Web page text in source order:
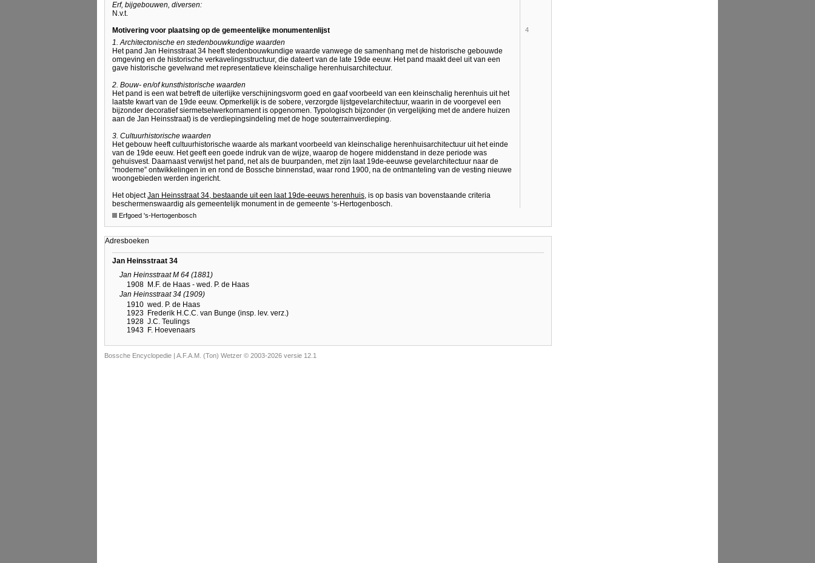
Erf, bijgebouwen, diversen:
N.v.t.
Motivering voor plaatsing op de gemeentelijke monumentenlijst
1. Architectonische en stedenbouwkundige waarden
Het pand Jan Heinsstraat 34 heeft stedenbouwkundige waarde vanwege de samenhang met de historische gebouwde
omgeving en de historische verkavelingsstructuur, die dateert van de late 19de eeuw. Het pand maakt deel uit van een
gave historische gevelwand met representatieve kleinschalige herenhuisarchitectuur.
2. Bouw- en/of kunsthistorische waarden
Het pand is een wat betreft de uiterlijke verschijningsvorm goed en gaaf voorbeeld van een kleinschalig herenhuis uit het
laatste kwart van de 19de eeuw. Opmerkelijk is de sobere, verzorgde lijstgevelarchitectuur, waarin in de voorgevel een
bijzonder decoratief siermetselwerkornament is opgenomen. Typologisch bijzonder (in vergelijking met de andere huizen
aan de Jan Heinsstraat) is de verdiepingsindeling met de hoge souterrainverdieping.
3. Cultuurhistorische waarden
Het gebouw heeft cultuurhistorische waarde als markant voorbeeld van kleinschalige herenhuisarchitectuur uit het einde
van de 19de eeuw. Het geeft een goede indruk van de wijze, waarop de hogere middenstand in deze periode was
gehuisvest. Daarnaast verwijst het pand, net als de buurpanden, met zijn laat 19de-eeuwse gevelarchitectuur naar de
“moderne” ontwikkelingen in en rond de Bossche binnenstad, waar rond 1900, na de ontmanteling van de vesting nieuwe
woongebieden werden ingericht.
Het objectJan Heinsstraat 34, bestaande uit een laat 19de-eeuws herenhuis, is op basis van bovenstaande criteria
beschermenswaardig als gemeentelijk monument in de gemeente ‘s-Hertogenbosch.
4
Erfgoed 's-Hertogenbosch
Adresboeken
Jan Heinsstraat 34
Jan Heinsstraat M 64 (1881)
1908 M.F. de Haas - wed. P. de Haas
Jan Heinsstraat 34 (1909)
1910 wed. P. de Haas
1923 Frederik H.C.C. van Bunge (insp. lev. verz.)
1928 J.C. Teulings
1943 F. Hoevenaars
Bossche Encyclopedie | A.F.A.M. (Ton) Wetzer © 2003-2026 versie 12.1